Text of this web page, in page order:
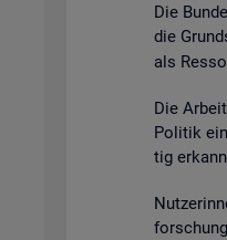
Die
die
als
Die
Po­li­tik
tig